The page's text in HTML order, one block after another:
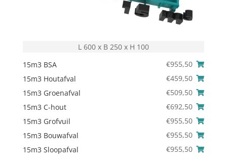
L 600 x B 250 x H 100
15m3 BSA
€955,50
15m3 Houtafval
€459,50
15m3 Groenafval
€509,50
15m3 C-hout
€692,50
15m3 Grofvuil
€955,50
15m3 Bouwafval
€955,50
15m3 Sloopafval
€955,50